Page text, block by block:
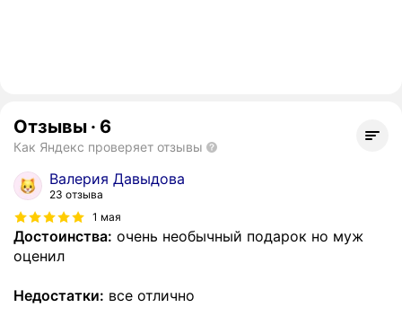
Отзывы · 6
Как Яндекс проверяет отзывы
Валерия Давыдова
23 отзыва
1 мая
Достоинства: очень необычный подарок но муж
оценил
Недостатки: все отлично